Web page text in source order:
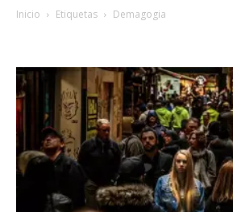
Inicio Etiquetas Demagogia